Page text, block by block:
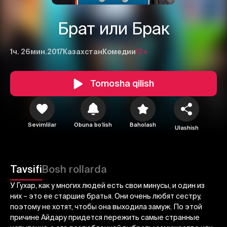
Брат или Брак
1ч. 26мин.2017Казахстан Комедии12+
Tomosha qilish
Sevimlilar Obuna boʻlish Baholash Ulashish
TavsifiBosh rollarda
У Гухар, как у многих людей есть свои минусы, и один из
них – это ее старшие братья. Они очень любят сестру,
поэтому не хотят, чтобы она выходила замуж. По этой
причине Айдару придется пережить самые странные
1 2 3